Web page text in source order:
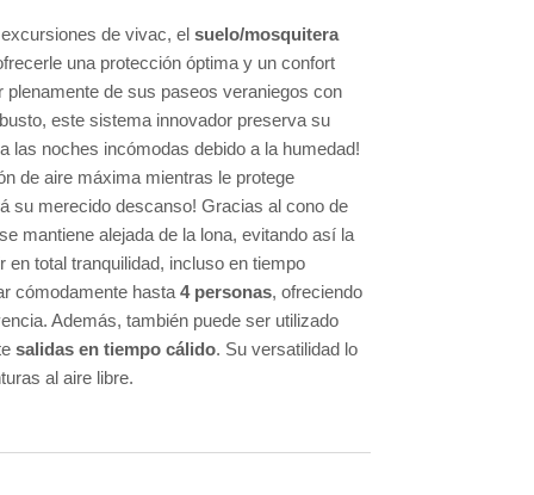
de vivac, elsuelo/mosquitera
una protección óptima y un confort
plenamente de sus paseos veraniegos con
este sistema innovador preserva su
las noches incómodas debido a la humedad!
de aire máxima mientras le protege
su merecido descanso! Gracias al cono de
mantiene alejada de la lona, evitando así la
total tranquilidad, incluso en tiempo
cómodamente hasta4 personas, ofreciendo
Además, también puede ser utilizado
salidas en tiempo cálido. Su versatilidad lo
al aire libre.